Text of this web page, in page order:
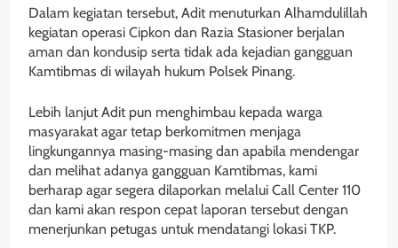
Dalam kegiatan tersebut, Adit menuturkan Alhamdulillah
kegiatan operasi Cipkon dan Razia Stasioner berjalan
aman dan kondusip serta tidak ada kejadian gangguan
Kamtibmas di wilayah hukum Polsek Pinang.
Lebih lanjut Adit pun menghimbau kepada warga
masyarakat agar tetap berkomitmen menjaga
lingkungannya masing-masing dan apabila mendengar
dan melihat adanya gangguan Kamtibmas, kami
berharap agar segera dilaporkan melalui Call Center 110
dan kami akan respon cepat laporan tersebut dengan
menerjunkan petugas untuk mendatangi lokasi TKP.